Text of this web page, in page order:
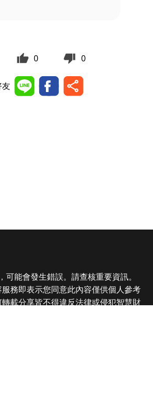
0 0
友
可能會發生錯誤。請查核重要資訊。
務即表示您同意此內容僅供個人參考
載分享皆不得違反法律或侵犯智慧財